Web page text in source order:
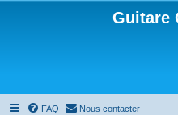
Guitare
FAQ Nous contacter